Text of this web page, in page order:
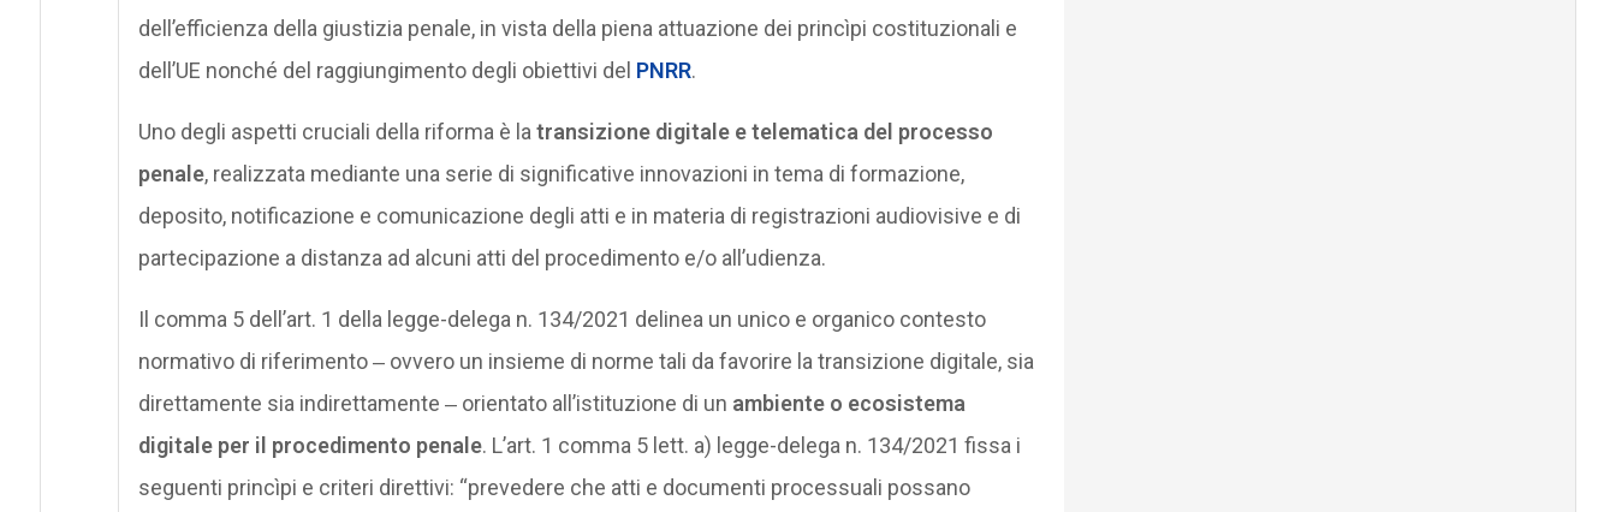
dell’efficienza della giustizia penale, in vista della piena attuazione dei princìpi costituzionali e
dell’UE nonché del raggiungimento degli obiettivi del PNRR.
Uno degli aspetti cruciali della riforma è la transizione digitale e telematica del processo
penale, realizzata mediante una serie di significative innovazioni in tema di formazione,
deposito, notificazione e comunicazione degli atti e in materia di registrazioni audiovisive e di
partecipazione a distanza ad alcuni atti del procedimento e/o all’udienza.
Il comma 5 dell’art. 1 della legge-delega n. 134/2021 delinea un unico e organico contesto
normativo di riferimento ‒ ovvero un insieme di norme tali da favorire la transizione digitale, sia
direttamente sia indirettamente ‒ orientato all’istituzione di un ambiente o ecosistema
digitale per il procedimento penale. L’art. 1 comma 5 lett. a) legge-delega n. 134/2021 fissa i
seguenti princìpi e criteri direttivi: “prevedere che atti e documenti processuali possano